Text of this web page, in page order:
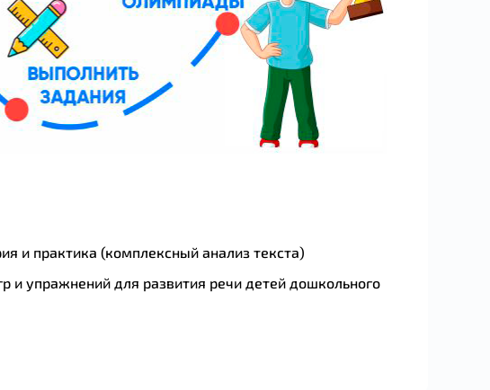
и практика (комплексный анализ текста)
и упражнений для развития речи детей дошкольного